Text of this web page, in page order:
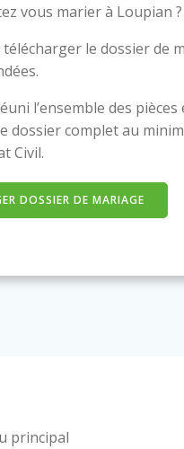
vous marier à Loupian ?
le dossier de
l’ensemble des
dossier complet au
Civil.
DOSSIER DE MARIAGE
principal